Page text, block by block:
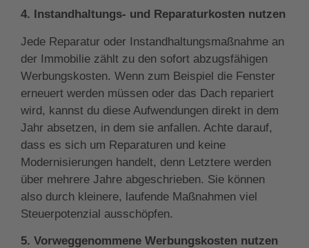
4. Instandhaltungs- und Reparaturkosten nutzen
Jede Reparatur oder Instandhaltungsmaßnahme an
der Immobilie zählt zu den sofort abzugsfähigen
Werbungskosten. Wenn zum Beispiel die Fenster
erneuert werden müssen oder das Dach repariert
wird, kannst du diese Aufwendungen direkt in dem
Jahr absetzen, in dem sie anfallen. Achte darauf,
dass es sich um Reparaturen und keine
Modernisierungen handelt, denn Letztere werden
über mehrere Jahre abgeschrieben. Sie können
also durch kleinere, laufende Maßnahmen viel
Steuerpotenzial ausschöpfen.
5. Vorweggenommene Werbungskosten nutzen